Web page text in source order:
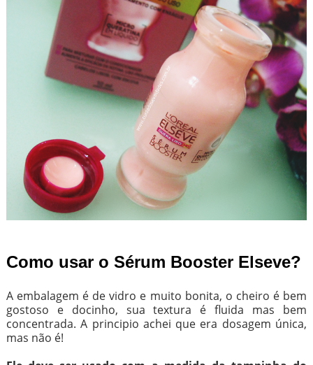
Como usar o Sérum Booster Elseve?
A embalagem é de vidro e muito bonita, o cheiro é bem
gostoso e docinho, sua textura é fluida mas bem
concentrada. A principio achei que era dosagem única,
mas não é!